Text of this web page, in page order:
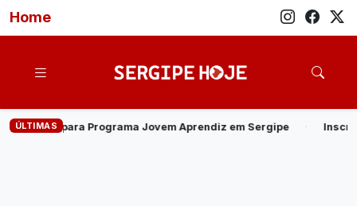
Home
ÚLTIMAS
Jovem Aprendiz em Sergipe · Inscrições para o Processo